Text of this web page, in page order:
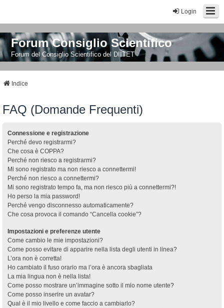
Login
Forum Consiglio Scientifico
Forum del Consiglio Scientifico del DIITET
Indice
FAQ (Domande Frequenti)
Connessione e registrazione
Perché devo registrarmi?
Che cosa è COPPA?
Perché non riesco a registrarmi?
Mi sono registrato ma non riesco a connettermi!
Perché non riesco a connettermi?
Mi sono registrato tempo fa, ma non riesco più a connettermi?!
Ho perso la mia password!
Perché vengo disconnesso automaticamente?
Che cosa provoca il comando “Cancella cookie”?
Impostazioni e preferenze utente
Come cambio le mie impostazioni?
Come posso evitare di apparire nella lista degli utenti in linea?
L’ora non è corretta!
Ho cambiato il fuso orario ma l’ora è ancora sbagliata
La mia lingua non è nella lista!
Come posso mostrare un’immagine sotto il mio nome utente?
Come posso inserire un avatar?
Qual è il mio livello e come faccio a cambiarlo?